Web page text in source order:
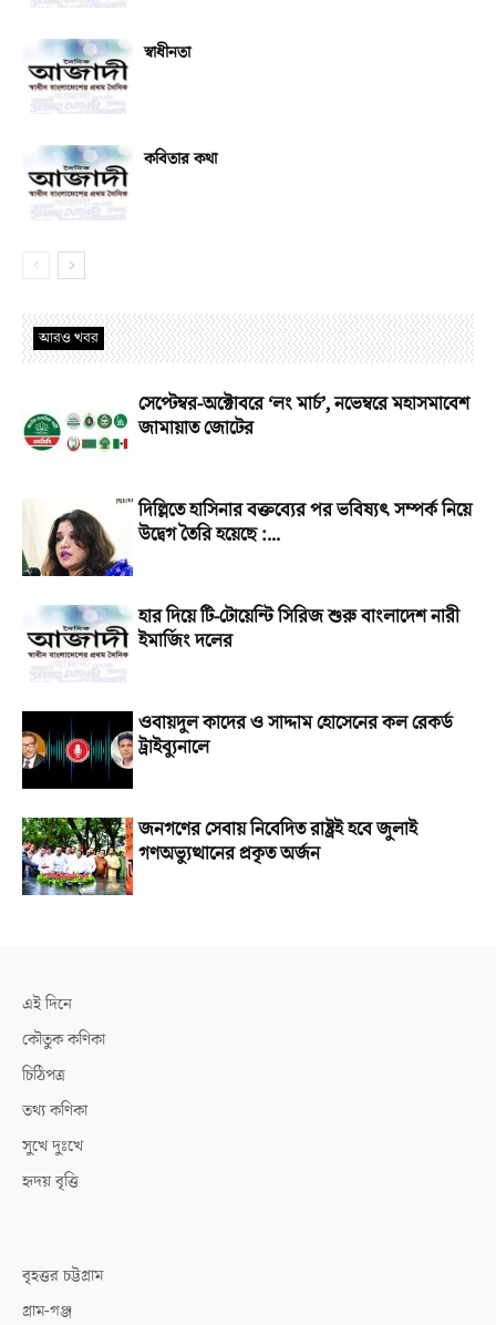
স্বাধীনতা
কবিতার কথা
আরও খবর
সেপ্টেম্বর-অক্টোবরে ‘লং মার্চ’, নভেম্বরে মহাসমাবেশ
জামায়াত জোটের
দিল্লিতে হাসিনার বক্তব্যের পর ভবিষ্যৎ সম্পর্ক নিয়ে
উদ্বেগ তৈরি হয়েছে :...
হার দিয়ে টি-টোয়েন্টি সিরিজ শুরু বাংলাদেশ নারী
ইমার্জিং দলের
ওবায়দুল কাদের ও সাদ্দাম হোসেনের কল রেকর্ড
ট্রাইব্যুনালে
জনগণের সেবায় নিবেদিত রাষ্ট্রই হবে জুলাই
গণঅভ্যুত্থানের প্রকৃত অর্জন
এই দিনে
কৌতুক কণিকা
চিঠিপত্র
তথ্য কণিকা
সুখে দুঃখে
হৃদয় বৃত্তি
বৃহত্তর চট্টগ্রাম
গ্রাম-গঞ্জ